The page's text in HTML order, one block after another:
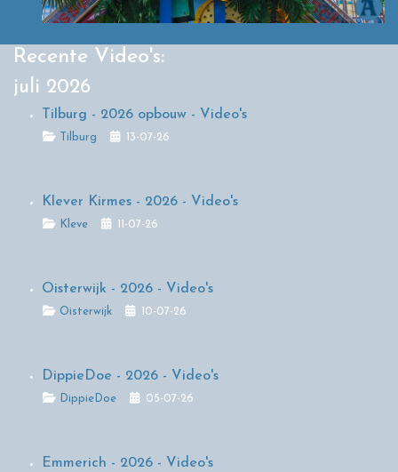
Recente Video's:
juli 2026
Tilburg - 2026 opbouw - Video's
Details
Tilburg 13-07-26
Klever Kirmes - 2026 - Video's
Details
Kleve 11-07-26
Oisterwijk - 2026 - Video's
DetailsOisterwijk 10-07-26
DippieDoe - 2026 - Video's
DetailsDippieDoe 05-07-26
Emmerich - 2026 - Video's